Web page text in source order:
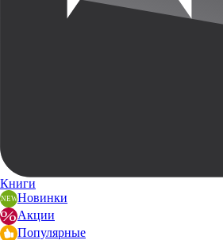
Книги
Новинки
Акции
Популярные